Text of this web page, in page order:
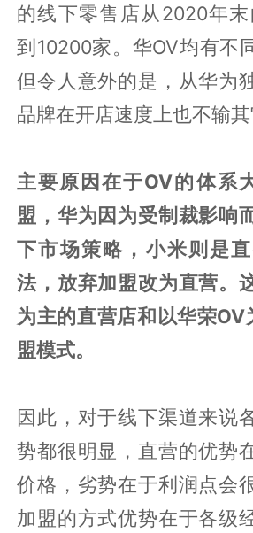
的线下零售店从2020年
到10200家。华OV均有不
但令人意外的是，从华为
品牌在开店速度上也不输其
主要原因在于OV的体系
盟，华为因为受制裁影响
下市场策略，小米则是
法，放弃加盟改为直营。
为主的直营店和以华荣
盟模式。
因此，对于线下渠道来说
势都很明显，直营的优势
价格，劣势在于利润点会
加盟的方式优势在于各级